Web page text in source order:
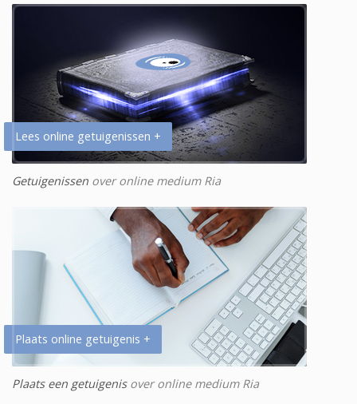
Lees online getuigenissen +
Getuigenissen over online medium Ria
Plaats online getuigenis +
Plaats een getuigenisover online medium Ria